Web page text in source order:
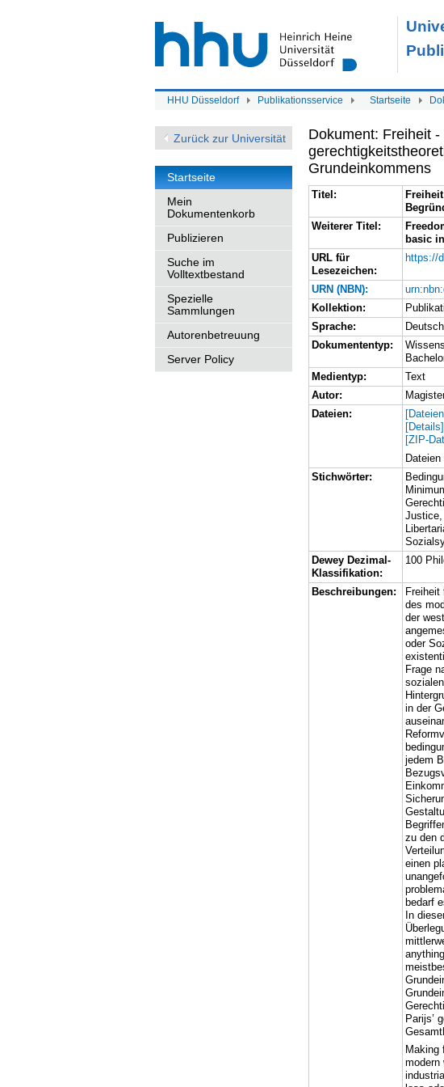
HHU Düsseldorf Publikationsservice Startseite
Zurück zur Universität
Startseite
Mein
Dokumentenkorb
Publizieren
Suche im
Volltextbestand
Spezielle
Sammlungen
Autorenbetreuung
Server Policy
Dokument: Freiheit
Grundeinkommens
Titel:
Weiterer Titel:
basic
URL für
Lesezeichen:
https://
URN (NBN):
Kollektion:
Sprache:
Deutsch
Dokumententyp:
Medientyp:
Text
Autor:
Dateien:
[Details]
[ZIP-
Stichwörter:
Justice,
Dewey Dezimal-
Klassifikation:
100
Beschreibungen:
des
der
oder
Frage
in der
jedem
zu den
einen
bedarf
In
Parijs’
Making
modern